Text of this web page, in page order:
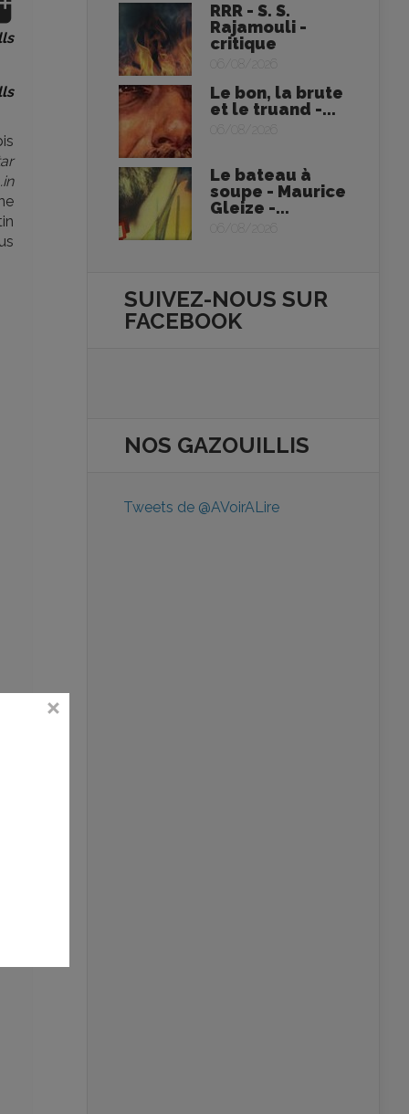
RRR - S. S.
Rajamouli -
critique
06/08/2026
Le bon, la brute
et le truand -...
06/08/2026
Le bateau à
soupe - Maurice
Gleize -...
06/08/2026
SUIVEZ-NOUS SUR
FACEBOOK
NOS GAZOUILLIS
Tweets de @AVoirALire